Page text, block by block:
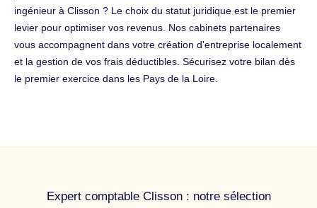
ingénieur à Clisson ? Le choix du statut juridique est le premier
levier pour optimiser vos revenus. Nos cabinets partenaires
vous accompagnent dans votre création d'entreprise localement
et la gestion de vos frais déductibles. Sécurisez votre bilan dès
le premier exercice dans les Pays de la Loire.
Expert comptable Clisson : notre sélection